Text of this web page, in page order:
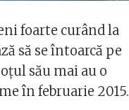
foarte curând la
să se întoarcă pe
său mai au o
în februarie 2015.